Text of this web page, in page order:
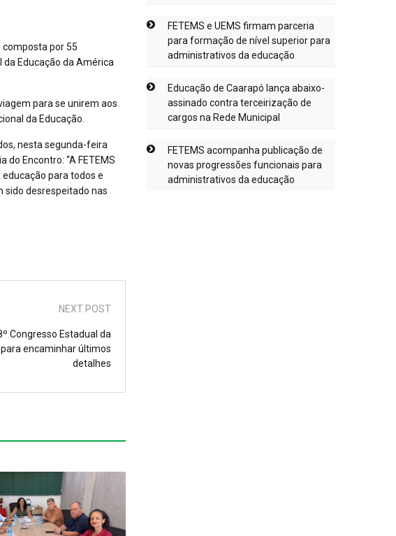
composta por 55
da Educação da América
para se unirem aos
da Educação.
nesta segunda-feira
Encontro: “A FETEMS
para todos e
sido desrespeitado nas
NEXT POST
Congresso Estadual da
para encaminhar últimos
detalhes
FETEMS e UEMS firmam parceria
para formação de nível superior para
administrativos da educação
Educação de Caarapó lança abaixo-
assinado contra terceirização de
cargos na Rede Municipal
FETEMS acompanha publicação de
novas progressões funcionais para
administrativos da educação